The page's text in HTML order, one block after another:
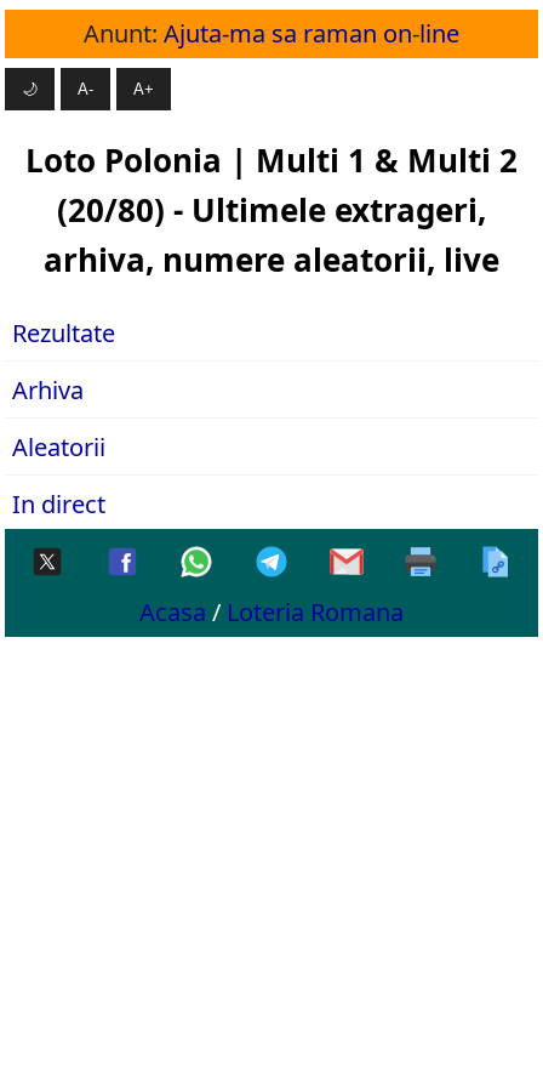
Anunt: Ajuta-ma sa raman on-line
🌙 A- A+
Loto Polonia | Multi 1 & Multi 2
(20/80) - Ultimele extrageri,
arhiva, numere aleatorii, live
Rezultate
Arhiva
Aleatorii
In direct
Acasa / Loteria Romana